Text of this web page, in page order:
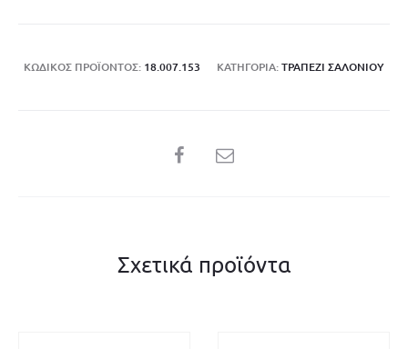
ΚΩΔΙΚΌΣ ΠΡΟΪΌΝΤΟΣ: 18.007.153 ΚΑΤΗΓΟΡΊΑ:ΤΡΑΠΈΖΙ ΣΑΛΟΝΙΟΎ
SHARE
Σχετικά προϊόντα